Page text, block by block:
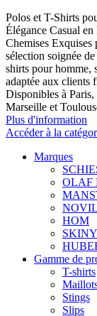
Polos et T-Shirts
Élégance Casual en
Chemises Exquises
sélection soignée
shirts pour homme,
adaptée aux clients
Disponibles à
Marseille et
Plus d'information
Accéder à la
Marques
OLAF
HOM
SKINY
Gamme de
T-shirts
Stings
Slips